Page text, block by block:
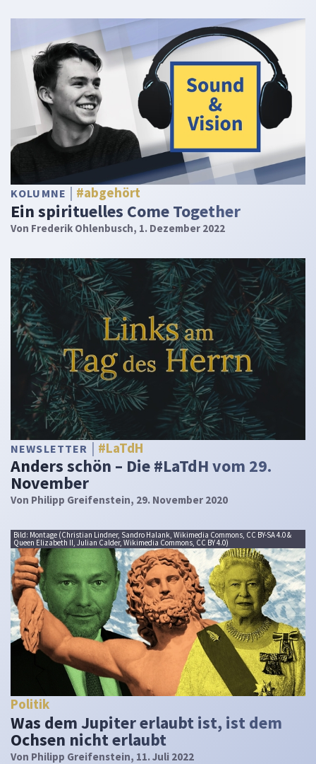
KOLUMNE #abgehört
Ein spirituelles Come Together
Von Frederik Ohlenbusch, 1. Dezember 2022
NEWSLETTER #LaTdH
Anders schön – Die #LaTdH vom 29.
November
Von Philipp Greifenstein, 29. November 2020
Bild: Montage (Christian Lindner, Sandro Halank, Wikimedia Commons, CC BY-SA 4.0 &
Queen Elizabeth II, Julian Calder, Wikimedia Commons, CC BY 4.0)
Politik
Was dem Jupiter erlaubt ist, ist dem
Ochsen nicht erlaubt
Von Philipp Greifenstein, 11. Juli 2022